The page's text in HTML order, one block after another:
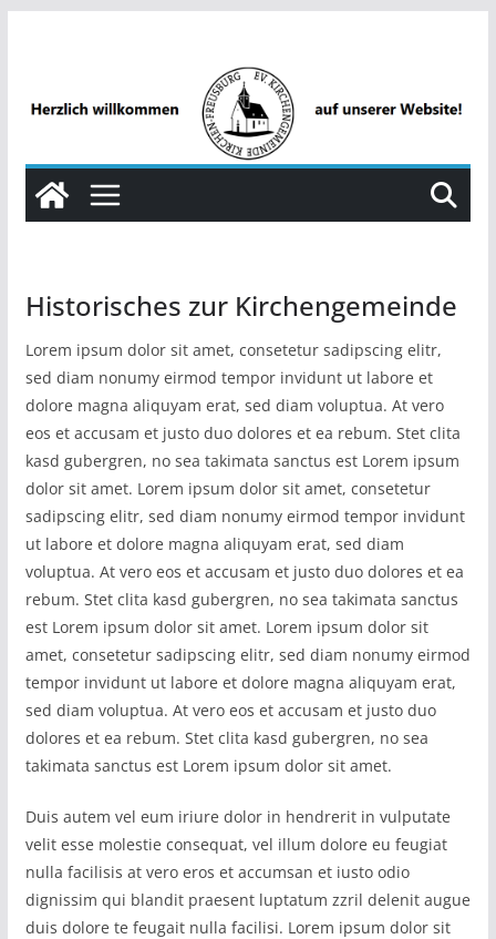
Historisches zur Kirchengemeinde
Lorem ipsum dolor sit amet, consetetur sadipscing elitr,
sed diam nonumy eirmod tempor invidunt ut labore et
dolore magna aliquyam erat, sed diam voluptua. At vero
eos et accusam et justo duo dolores et ea rebum. Stet clita
kasd gubergren, no sea takimata sanctus est Lorem ipsum
dolor sit amet. Lorem ipsum dolor sit amet, consetetur
sadipscing elitr, sed diam nonumy eirmod tempor invidunt
ut labore et dolore magna aliquyam erat, sed diam
voluptua. At vero eos et accusam et justo duo dolores et ea
rebum. Stet clita kasd gubergren, no sea takimata sanctus
est Lorem ipsum dolor sit amet. Lorem ipsum dolor sit
amet, consetetur sadipscing elitr, sed diam nonumy eirmod
tempor invidunt ut labore et dolore magna aliquyam erat,
sed diam voluptua. At vero eos et accusam et justo duo
dolores et ea rebum. Stet clita kasd gubergren, no sea
takimata sanctus est Lorem ipsum dolor sit amet.
Duis autem vel eum iriure dolor in hendrerit in vulputate
velit esse molestie consequat, vel illum dolore eu feugiat
nulla facilisis at vero eros et accumsan et iusto odio
dignissim qui blandit praesent luptatum zzril delenit augue
duis dolore te feugait nulla facilisi. Lorem ipsum dolor sit